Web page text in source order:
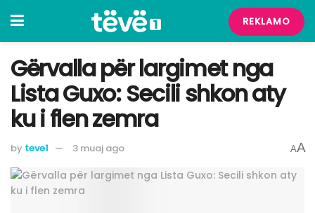
REKLAMO
Gërvalla për largimet nga
Lista Guxo: Secili shkon aty
ku i flen zemra
by teve1 3 muaj ago AA